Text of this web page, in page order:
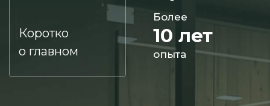
Коротко
о главном
Более
10 лет
опыта